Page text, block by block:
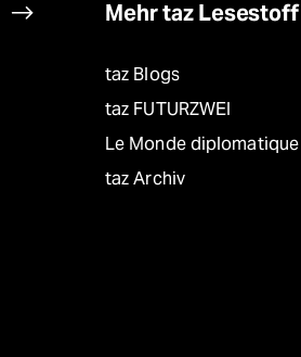
Mehr taz Lesestoff
taz Blogs
taz FUTURZWEI
Le Monde diplomatique
taz Archiv